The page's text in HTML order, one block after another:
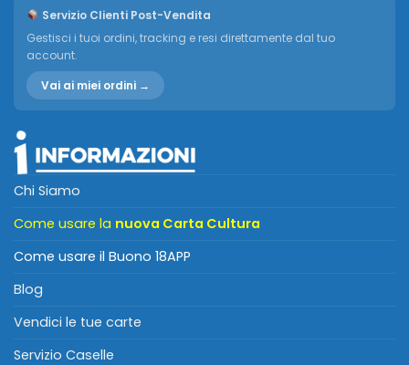
Servizio Clienti Post-Vendita
Gestisci i tuoi ordini, tracking e resi direttamente dal tuo
account.
Vai ai miei ordini →
Chi Siamo
Come usare la nuova Carta Cultura
Come usare il Buono 18APP
Blog
Vendici le tue carte
Servizio Caselle